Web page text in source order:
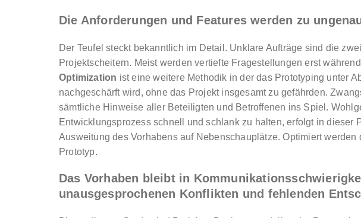
Die Anforderungen und Features werden zu
Der Teufel steckt bekanntlich im Detail. Unklare Aufträge sind die
Projektscheitern. Meist werden vertiefte Fragestellungen erst
Optimization ist eine weitere Methodik in der das Prototyping unter
nachgeschärft wird, ohne das Projekt insgesamt zu gefährden.
sämtliche Hinweise aller Beteiligten und Betroffenen ins Spiel.
Entwicklungsprozess schnell und schlank zu halten, erfolgt in dieser
Ausweitung des Vorhabens auf Nebenschauplätze. Optimiert werden
Prototyp.
Das Vorhaben bleibt in
unausgesprochenen Konflikten und fehlenden